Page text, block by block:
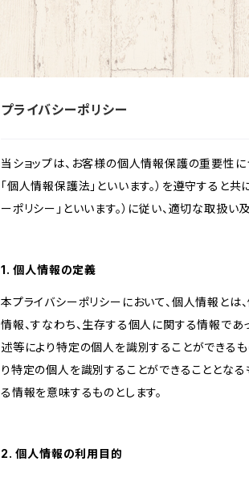
プライバシーポリシー
当ショップは、お客様の個人情報保護の重要性
「個人情報保護法」といいます。）を遵守すると
ーポリシー」といいます。）に従い、適切な取扱い
1. 個人情報の定義
本プライバシーポリシーにおいて、個人情報と
情報、すなわち、生存する個人に関する情報で
述等により特定の個人を識別することができる
り特定の個人を識別することができることとなる
る情報を意味するものとします。
2. 個人情報の利用目的